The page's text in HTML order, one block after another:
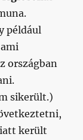
például
országban
sikerült.)
került